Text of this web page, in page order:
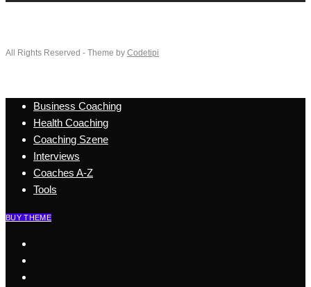
All Rights Reserved - Theme by Codetipi
Business Coaching
Health Coaching
Coaching Szene
Interviews
Coaches A-Z
Tools
BUY THEME